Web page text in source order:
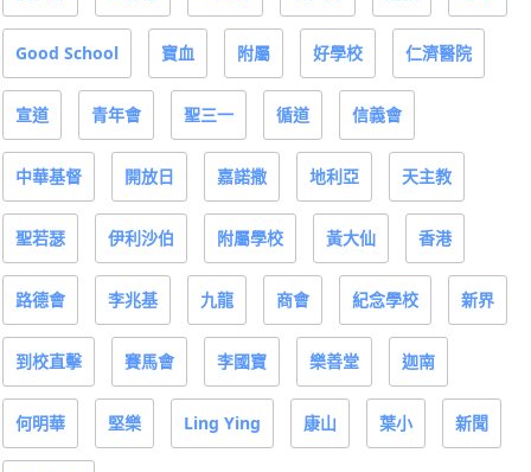
Good School 寶血 附屬 好學校 仁濟醫院
宣道 青年會 聖三一 循道 信義會
中華基督 開放日 嘉諾撒 地利亞 天主教
聖若瑟 伊利沙伯 附屬學校 黃大仙 香港
路德會 李兆基 九龍 商會 紀念學校 新界
到校直擊 賽馬會 李國寶 樂善堂 迦南
何明華 堅樂 Ling Ying 康山 葉小 新聞